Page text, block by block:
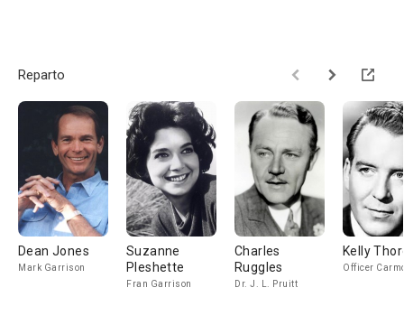
Reparto
Dean Jones
Mark Garrison
Suzanne
Pleshette
Fran Garrison
Charles
Ruggles
Dr. J. L. Pruitt
Kelly
Officer